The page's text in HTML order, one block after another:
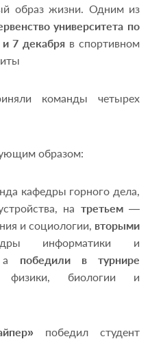
образ жизни. Одним из
университета по
7 декабря в спортивном
команды четырех
образом:
кафедры горного дела,
на третьем—
и социологии, вторыми
информатики и
а победили в турнире
физики, биологии и
победил студент